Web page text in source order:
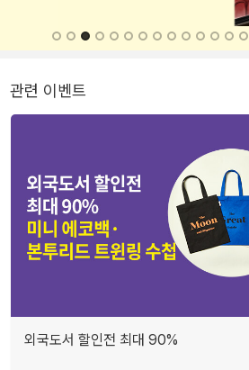
관련 이벤트
외국도서 할인전 최대 90%